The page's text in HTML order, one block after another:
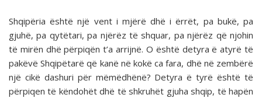
Shqipëria është një vent i mjërë dhë i ërrët, pa bukë, pa
gjuhë, pa qytëtari, pa njërëz të shquar, pa njërëz që njohin
të mirën dhë përpiqën t’a arrijnë. O është detyra ë atyrë të
pakëvë Shqipëtarë që kanë në kokë ca fara, dhë në zembërë
një cikë dashuri për mëmëdhënë? Detyra ë tyrë është të
përpiqen të këndohët dhë të shkruhët gjuha shqip, të hapën